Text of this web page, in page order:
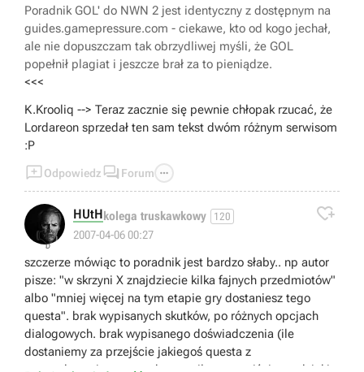
Poradnik GOL' do NWN 2 jest identyczny z dostępnym na
guides.gamepressure.com - ciekawe, kto od kogo jechał,
ale nie dopuszczam tak obrzydliwej myśli, że GOL
popełnił plagiat i jeszcze brał za to pieniądze.
<<<
K.Krooliq --> Teraz zacznie się pewnie chłopak rzucać, że
Lordareon sprzedał ten sam tekst dwóm różnym serwisom
:P
Odpowiedz  Forum 
👎
HUtHkolega truskawkowy 120
2007-04-06 00:27

szczerze mówiąc to poradnik jest bardzo słaby.. np autor
pisze: "w skrzyni X znajdziecie kilka fajnych przedmiotów"
albo "mniej więcej na tym etapie gry dostaniesz tego
questa". brak wypisanych skutków, po różnych opcjach
dialogowych. brak wypisanego doświadczenia (ile
dostaniemy za przejście jakiegoś questa z